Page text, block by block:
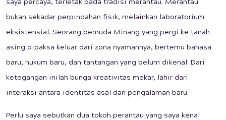
saya percaya, terletak pada tradisi merantau. Merantau
bukan sekadar perpindahan fisik, melainkan laboratorium
eksistensial. Seorang pemuda Minang yang pergi ke tanah
asing dipaksa keluar dari zona nyamannya, bertemu bahasa
baru, hukum baru, dan tantangan yang belum dikenal. Dari
ketegangan inilah bunga kreativitas mekar, lahir dari
interaksi antara identitas asal dan pengalaman baru.
Perlu saya sebutkan dua tokoh perantau yang saya kenal